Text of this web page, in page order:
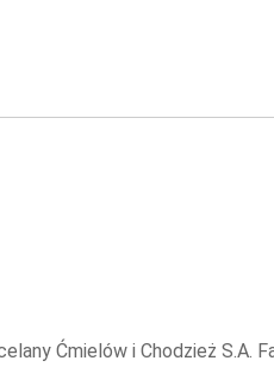
Ćmielów i Chodzież S.A.